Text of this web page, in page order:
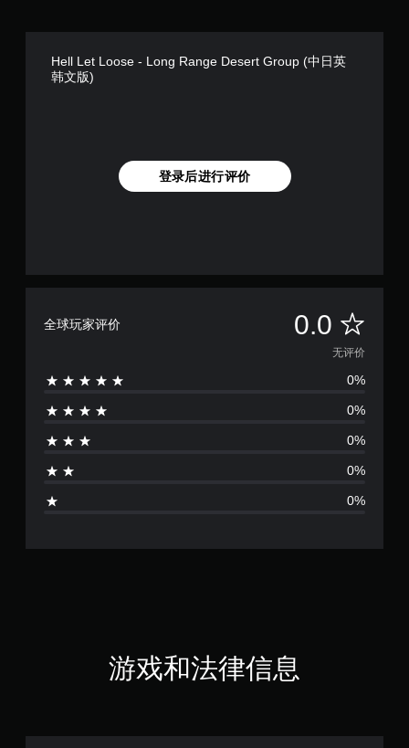
Hell Let Loose - Long Range Desert Group (中日英
韩文版)
登录后进行评价
全球玩家评价 0.0 无
评
价
无评价
0%
0%
0%
0%
0%
游戏和法律信息